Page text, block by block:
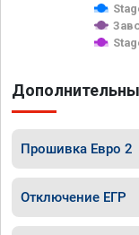
Прошивка Евро 2
Отключение ЕГР